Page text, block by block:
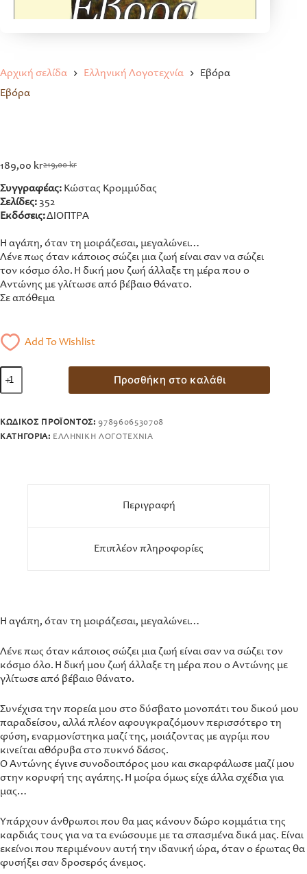
Αρχική σελίδα Ελληνική Λογοτεχνία
Εβόρα
Εβόρα
219,00kr
Original
price
was:
219,00 kr.
189,00 kr
Η
τρέχουσα
τιμή
είναι:
Συγγραφέας: Κώστας Κρομμύδας
Σελίδες: 352
Εκδόσεις:ΔΙΟΠΤΡΑ
Η αγάπη, όταν τη μοιράζεσαι, μεγαλώνει…
Λένε πως όταν κάποιος σώζει μια ζωή είναι σαν να σώζει
τον κόσμο όλο. Η δική μου ζωή άλλαξε τη μέρα που ο
Αντώνης με γλίτωσε από βέβαιο θάνατο.
Σε απόθεμα
Add To Wishlist
Εβόρα
ποσότητα
Προσθήκη στο καλάθι
ΚΩΔΙΚΌΣ ΠΡΟΪΌΝΤΟΣ:9789606530708
ΚΑΤΗΓΟΡΊΑ: ΕΛΛΗΝΙΚΉ ΛΟΓΟΤΕΧΝΊΑ
Περιγραφή
Επιπλέον πληροφορίες
Η αγάπη, όταν τη μοιράζεσαι, μεγαλώνει…
Λένε πως όταν κάποιος σώζει μια ζωή είναι σαν να σώζει τον
κόσμο όλο. Η δική μου ζωή άλλαξε τη μέρα που ο Αντώνης με
γλίτωσε από βέβαιο θάνατο.
Συνέχισα την πορεία μου στο δύσβατο μονοπάτι του δικού μου
παραδείσου, αλλά πλέον αφουγκραζόμουν περισσότερο τη
φύση, εναρμονίστηκα μαζί της, μοιάζοντας με αγρίμι που
κινείται αθόρυβα στο πυκνό δάσος.
Ο Αντώνης έγινε συνοδοιπόρος μου και σκαρφάλωσε μαζί μου
στην κορυφή της αγάπης. Η μοίρα όμως είχε άλλα σχέδια για
μας…
Υπάρχουν άνθρωποι που θα μας κάνουν δώρο κομμάτια της
καρδιάς τους για να τα ενώσουμε με τα σπασμένα δικά μας. Είναι
εκείνοι που περιμένουν αυτή την ιδανική ώρα, όταν ο έρωτας θα
φυσήξει σαν δροσερός άνεμος.